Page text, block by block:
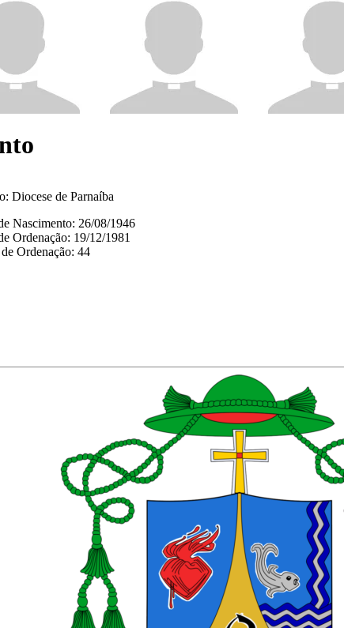
Diocese de Parnaíba
Nascimento: 26/08/1946
Ordenação: 19/12/1981
Ordenação: 44